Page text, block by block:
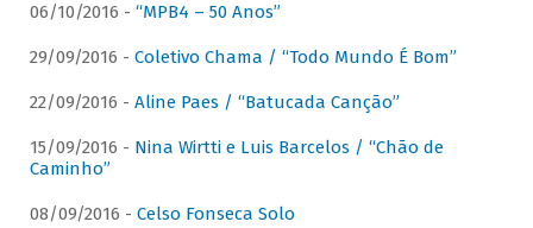
06/10/2016 - “MPB4 – 50 Anos”
29/09/2016 - Coletivo Chama / “Todo Mundo É Bom”
22/09/2016 - Aline Paes / “Batucada Canção”
15/09/2016 - Nina Wirtti e Luis Barcelos / “Chão de
Caminho”
08/09/2016 - Celso Fonseca Solo